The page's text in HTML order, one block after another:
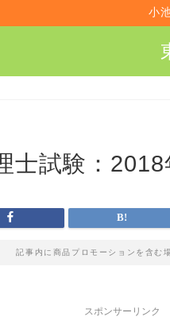
小
士試験：
記事内に商品プロモーションを含む
スポンサーリンク